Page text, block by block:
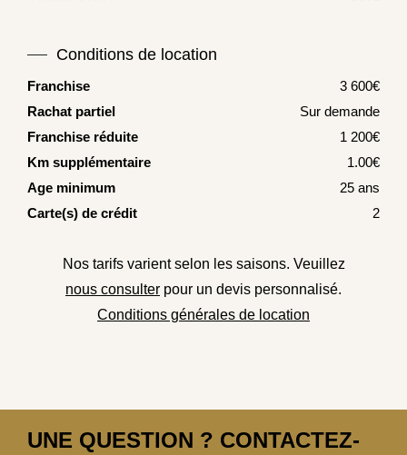
Conditions de location
Franchise
3 600€
Rachat partiel
Sur demande
Franchise réduite
1 200€
Km supplémentaire
1.00€
Age minimum
25 ans
Carte(s) de crédit
2
Nos tarifs varient selon les saisons. Veuillez
nous consulter pour un devis personnalisé.
Conditions générales de location
UNE QUESTION ? CONTACTEZ-